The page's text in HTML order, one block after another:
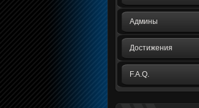
Админы
Достижения
F.A.Q.